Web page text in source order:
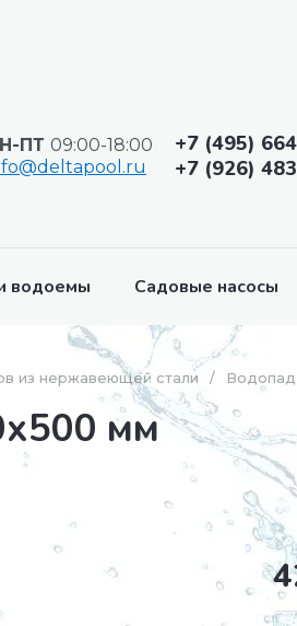
ПТ 09:00-18:00
+7 (495)
+7 (926)
водоемы Садовые насосы
из нержавеющей стали /
мм